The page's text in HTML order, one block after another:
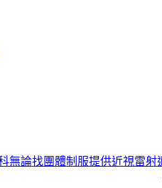
無論找團體制服提供近視雷射